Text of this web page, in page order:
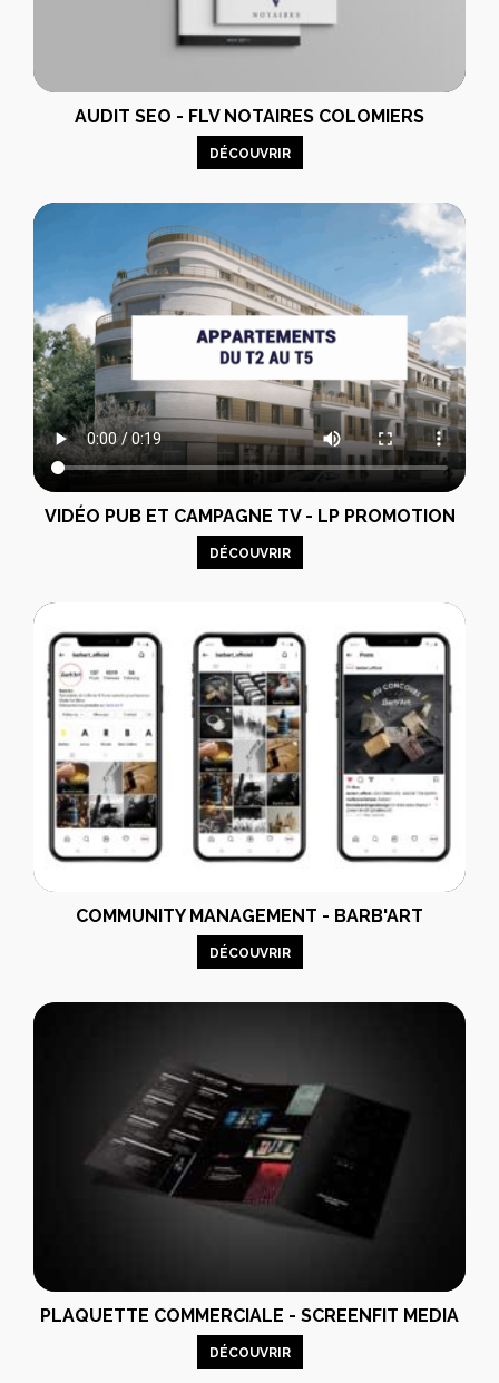
AUDIT SEO - FLV NOTAIRES COLOMIERS
DÉCOUVRIR
VIDÉO PUB ET CAMPAGNE TV - LP PROMOTION
DÉCOUVRIR
COMMUNITY MANAGEMENT - BARB'ART
DÉCOUVRIR
PLAQUETTE COMMERCIALE - SCREENFIT MEDIA
DÉCOUVRIR